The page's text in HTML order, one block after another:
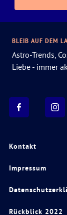
Kontakt
Impressum
Rückblick 2022
BLEIB AUF DEM
Astro-Trends,
Liebe - immer